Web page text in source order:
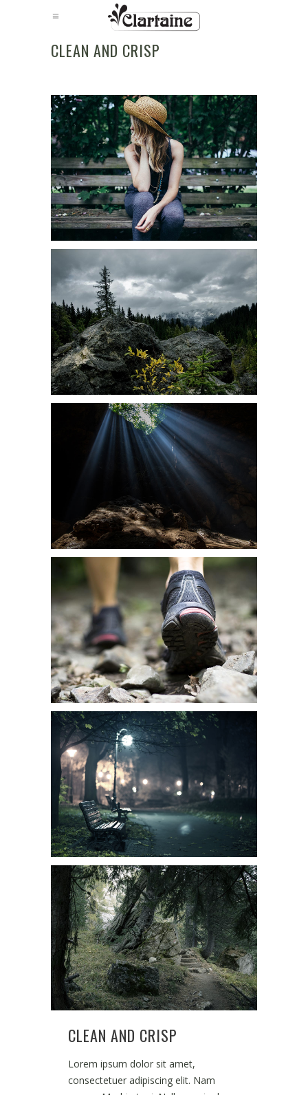
CLEAN AND CRISP
CLEAN AND CRISP
Lorem ipsum dolor sit amet,
consectetuer adipiscing elit. Nam